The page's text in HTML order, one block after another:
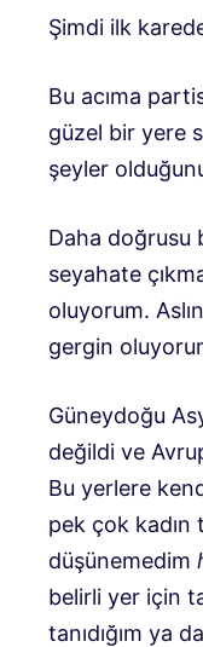
Şimdi ilk
Bu acıma
güzel bir yere
şeyler
Daha doğrusu
seyahate
oluyorum.
gergin
Güneydoğu
değildi ve
Bu yerlere
pek çok kadın
düşünemedim
belirli yer için
tanıdığım ya